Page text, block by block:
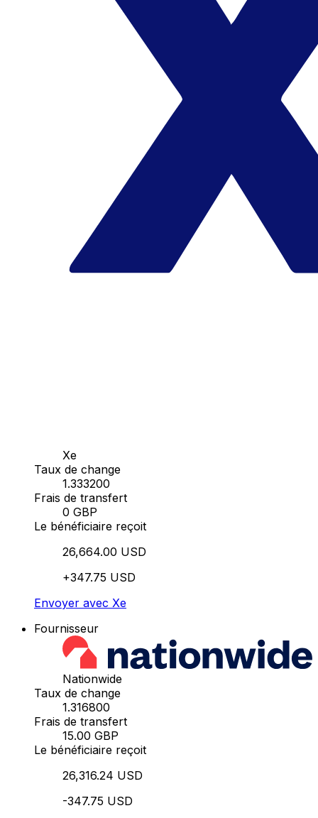
Xe
Taux de change
1.333200
Frais de transfert
0 GBP
Le bénéficiaire reçoit
26,664.00 USD
+347.75 USD
Envoyer avec Xe
Fournisseur
Nationwide
Taux de change
1.316800
Frais de transfert
15.00 GBP
Le bénéficiaire reçoit
26,316.24 USD
-347.75 USD